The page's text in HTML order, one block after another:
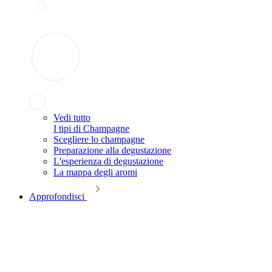
Vedi tutto
I tipi di Champagne
Scegliere lo champagne
Preparazione alla degustazione
L'esperienza di degustazione
La mappa degli aromi
Approfondisci